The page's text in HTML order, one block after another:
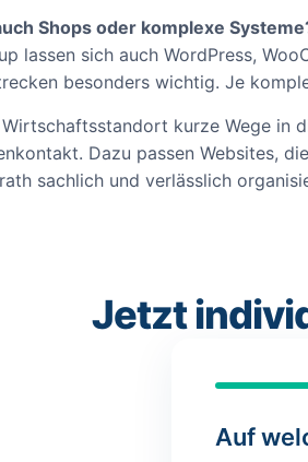
Shops oder komplexe
lassen sich auch WordPress,
besonders wichtig. Je
kurze Wege in
Dazu passen Websites,
sachlich und verlässlich
Jetzt
Auf